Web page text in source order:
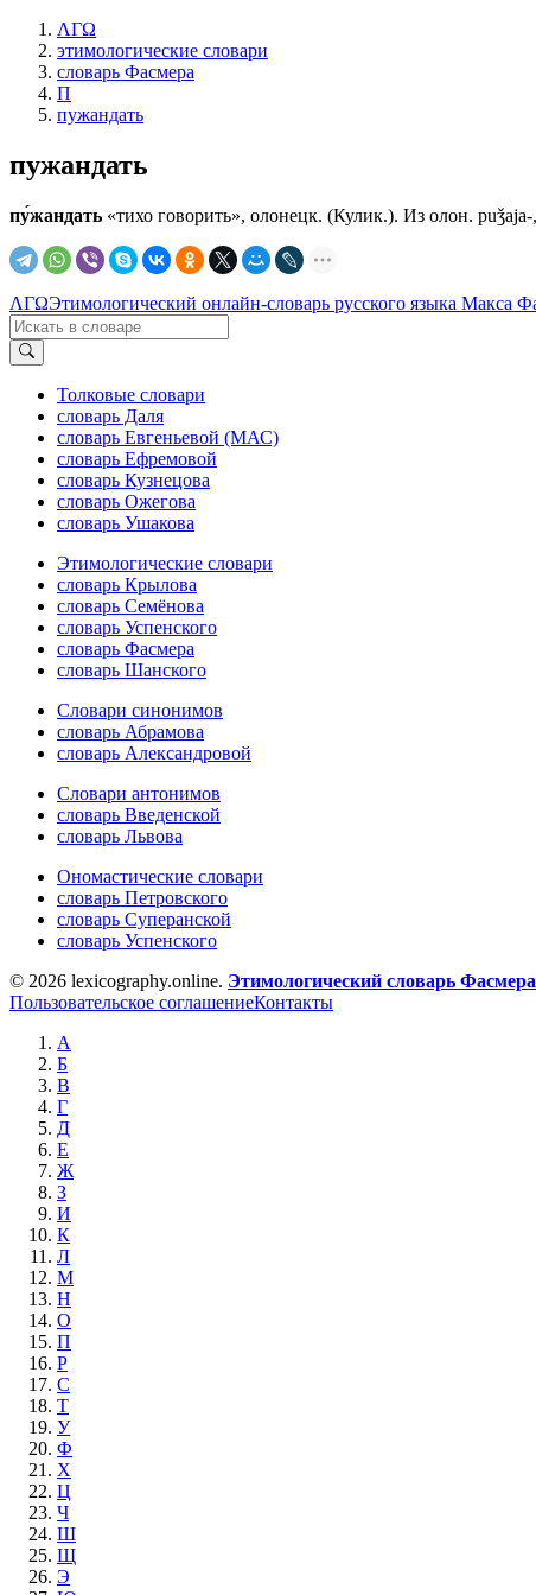
ΛΓΩ
этимологические словари
словарь Фасмера
П
пужандать
пужандать
пу́жандать «тихо говорить», олонецк. (Кулик.). Из олон.
ΛΓΩЭтимологический онлайн-словарь русского языка Макса
Толковые словари
словарь Даля
словарь Евгеньевой (МАС)
словарь Ефремовой
словарь Кузнецова
словарь Ожегова
словарь Ушакова
Этимологические словари
словарь Крылова
словарь Семёнова
словарь Успенского
словарь Фасмера
словарь Шанского
Словари синонимов
словарь Абрамова
словарь Александровой
Словари антонимов
словарь Введенской
словарь Львова
Ономастические словари
словарь Петровского
словарь Суперанской
словарь Успенского
© 2026 lexicography.online. Этимологический словарь
Пользовательское соглашениеКонтакты
А
Б
В
Г
Д
Е
Ж
З
И
К
Л
М
Н
О
П
Р
С
Т
У
Ф
Х
Ц
Ч
Ш
Щ
Э